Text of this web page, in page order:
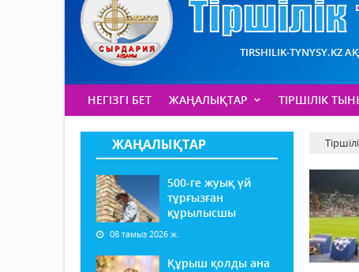
TIRSHILIK-TYNYSY.KZ
НЕГІЗГІ БЕТ ЖАҢАЛЫҚТАР ТІРШІЛІК
ЖАҢАЛЫҚТАР
500-ге жуық үй
тұрғызған
құрылысшы
08 тамыз 2026 ж.
Құрыш қолды ана